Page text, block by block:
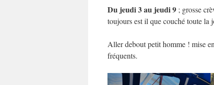
Du jeudi 3 au jeudi 9 ; grosse
toujours est il que couché toute la
Aller debout petit homme ! mise
fréquents.